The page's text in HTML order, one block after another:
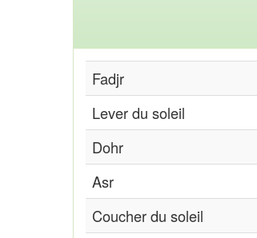
Fadjr
Lever du soleil
Dohr
Asr
Coucher du soleil